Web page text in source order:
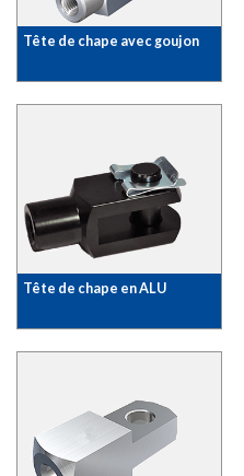
Tête de chape avec goujon
Tête de chape en ALU